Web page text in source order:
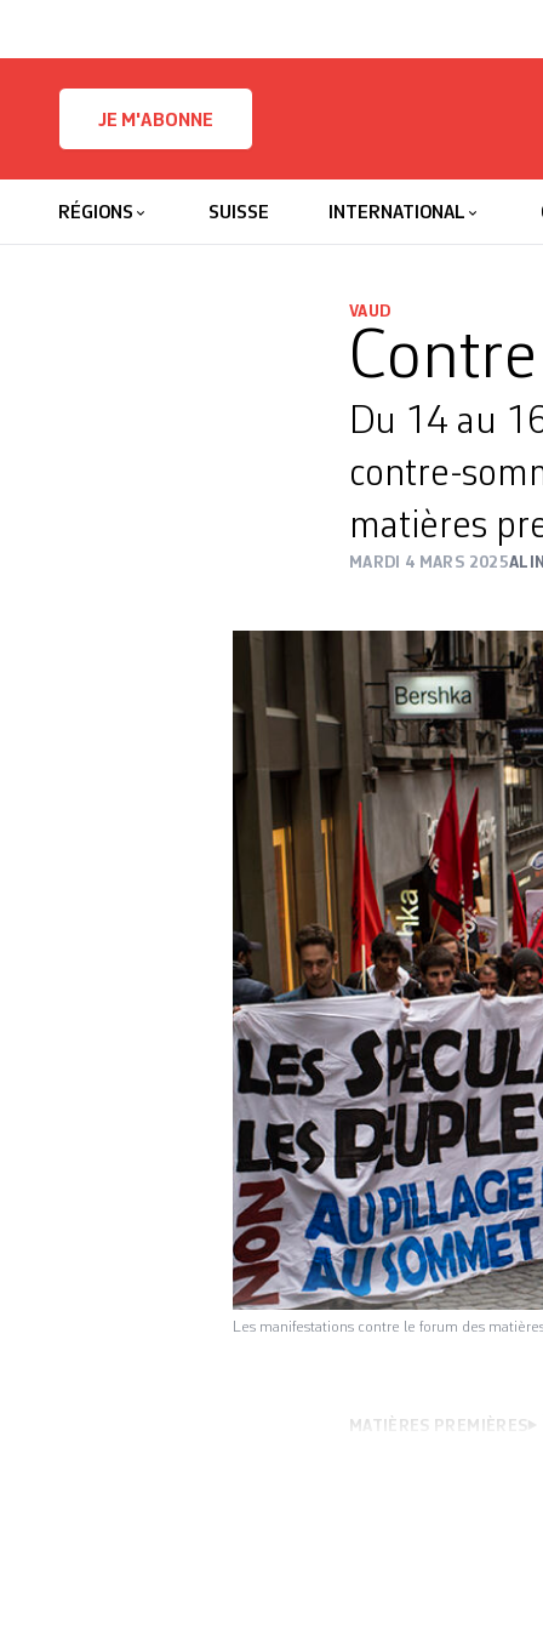
JE M'ABONNE
RÉGIONS SUISSE INTERNATIONAL
VAUD
Du 14 au
contre-
matières
MARDI 4 MARS 2025
Les manifestations contre le forum des
MATIÈRES PREMIÈRES